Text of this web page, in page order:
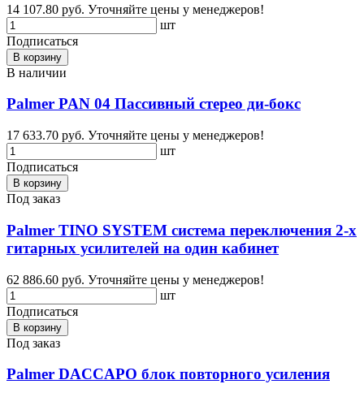
14 107.80 руб. Уточняйте цены у менеджеров!
шт
Подписаться
В корзину
В наличии
Palmer PAN 04 Пассивный стерео ди-бокс
17 633.70 руб. Уточняйте цены у менеджеров!
шт
Подписаться
В корзину
Под заказ
Palmer TINO SYSTEM система переключения 2-х
гитарных усилителей на один кабинет
62 886.60 руб. Уточняйте цены у менеджеров!
шт
Подписаться
В корзину
Под заказ
Palmer DACCAPO блок повторного усиления